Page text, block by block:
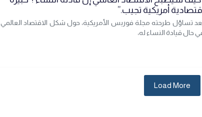
أمريكية تجيب.”
تساؤل طرحته مجلة فوربس الأمريكية، حول شكل الاقتصاد العالمي
حال قيادة النساء له،
Load More